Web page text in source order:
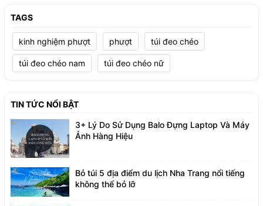
TAGS
kinh nghiệm phượt phượt túi đeo chéo
túi đeo chéo nam túi đeo chéo nữ
TIN TỨC NỔI BẬT
3+ Lý Do Sử Dụng Balo Đựng Laptop Và Máy
Ảnh Hàng Hiệu
Bỏ túi 5 địa điểm du lịch Nha Trang nổi tiếng
không thể bỏ lỡ